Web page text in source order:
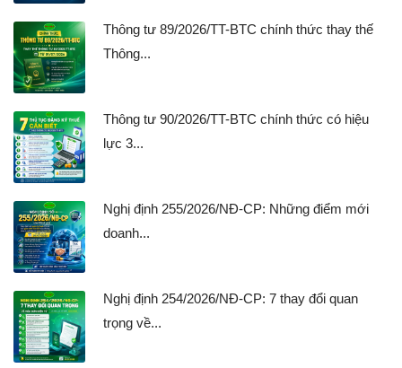
Thông tư 89/2026/TT-BTC chính thức thay thế
Thông...
Thông tư 90/2026/TT-BTC chính thức có hiệu
lực 3...
Nghị định 255/2026/NĐ-CP: Những điểm mới
doanh...
Nghị định 254/2026/NĐ-CP: 7 thay đổi quan
trọng về...